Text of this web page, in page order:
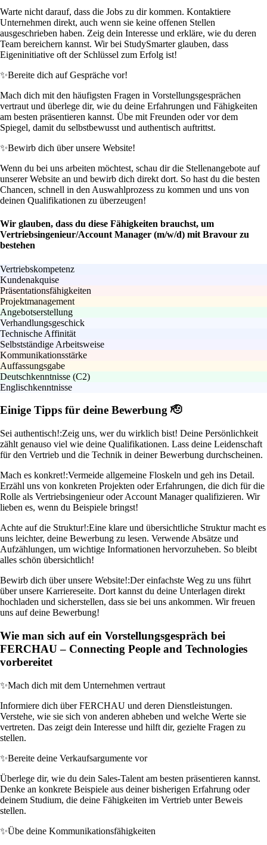
Warte nicht darauf, dass die Jobs zu dir kommen. Kontaktiere
Unternehmen direkt, auch wenn sie keine offenen Stellen
ausgeschrieben haben. Zeig dein Interesse und erkläre, wie du deren
Team bereichern kannst. Wir bei StudySmarter glauben, dass
Eigeninitiative oft der Schlüssel zum Erfolg ist!
✨Bereite dich auf Gespräche vor!
Mach dich mit den häufigsten Fragen in Vorstellungsgesprächen
vertraut und überlege dir, wie du deine Erfahrungen und Fähigkeiten
am besten präsentieren kannst. Übe mit Freunden oder vor dem
Spiegel, damit du selbstbewusst und authentisch auftrittst.
✨Bewirb dich über unsere Website!
Wenn du bei uns arbeiten möchtest, schau dir die Stellenangebote auf
unserer Website an und bewirb dich direkt dort. So hast du die besten
Chancen, schnell in den Auswahlprozess zu kommen und uns von
deinen Qualifikationen zu überzeugen!
Wir glauben, dass du diese Fähigkeiten brauchst, um
Vertriebsingenieur/Account Manager (m/w/d) mit Bravour zu
bestehen
Vertriebskompetenz
Kundenakquise
Präsentationsfähigkeiten
Projektmanagement
Angebotserstellung
Verhandlungsgeschick
Technische Affinität
Selbstständige Arbeitsweise
Kommunikationsstärke
Auffassungsgabe
Deutschkenntnisse (C2)
Englischkenntnisse
Einige Tipps für deine Bewerbung 🫡
Sei authentisch!:Zeig uns, wer du wirklich bist! Deine Persönlichkeit
zählt genauso viel wie deine Qualifikationen. Lass deine Leidenschaft
für den Vertrieb und die Technik in deiner Bewerbung durchscheinen.
Mach es konkret!:Vermeide allgemeine Floskeln und geh ins Detail.
Erzähl uns von konkreten Projekten oder Erfahrungen, die dich für die
Rolle als Vertriebsingenieur oder Account Manager qualifizieren. Wir
lieben es, wenn du Beispiele bringst!
Achte auf die Struktur!:Eine klare und übersichtliche Struktur macht es
uns leichter, deine Bewerbung zu lesen. Verwende Absätze und
Aufzählungen, um wichtige Informationen hervorzuheben. So bleibt
alles schön übersichtlich!
Bewirb dich über unsere Website!:Der einfachste Weg zu uns führt
über unsere Karriereseite. Dort kannst du deine Unterlagen direkt
hochladen und sicherstellen, dass sie bei uns ankommen. Wir freuen
uns auf deine Bewerbung!
Wie man sich auf ein Vorstellungsgespräch bei
FERCHAU – Connecting People and Technologies
vorbereitet
✨Mach dich mit dem Unternehmen vertraut
Informiere dich über FERCHAU und deren Dienstleistungen.
Verstehe, wie sie sich von anderen abheben und welche Werte sie
vertreten. Das zeigt dein Interesse und hilft dir, gezielte Fragen zu
stellen.
✨Bereite deine Verkaufsargumente vor
Überlege dir, wie du dein Sales-Talent am besten präsentieren kannst.
Denke an konkrete Beispiele aus deiner bisherigen Erfahrung oder
deinem Studium, die deine Fähigkeiten im Vertrieb unter Beweis
stellen.
✨Übe deine Kommunikationsfähigkeiten